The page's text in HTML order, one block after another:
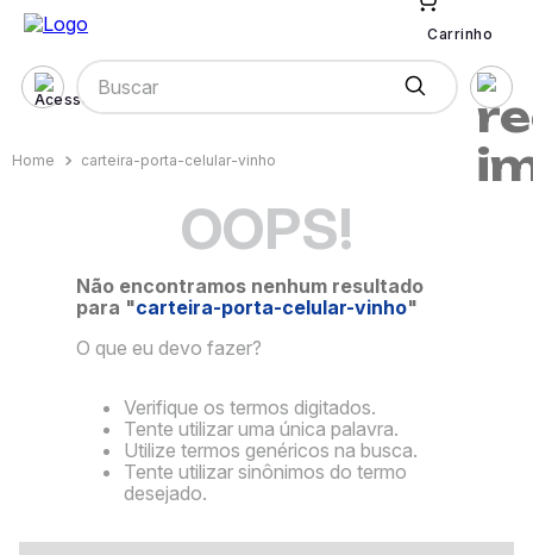
Carrinho
Buscar
carteira-porta-celular-vinho
OOPS!
Não encontramos nenhum resultado
para "carteira-porta-celular-vinho"
O que eu devo fazer?
Verifique os termos digitados.
Tente utilizar uma única palavra.
Utilize termos genéricos na busca.
Tente utilizar sinônimos do termo
desejado.